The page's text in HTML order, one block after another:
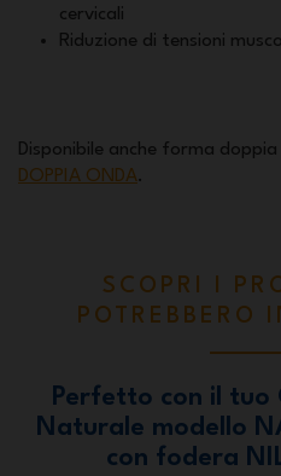
cervicali
Riduzione di tensioni
Disponibile anche forma
DOPPIA ONDA.
SCOPRI I
POTREBBERO
Perfetto con il tuo
Naturale modello
con fodera